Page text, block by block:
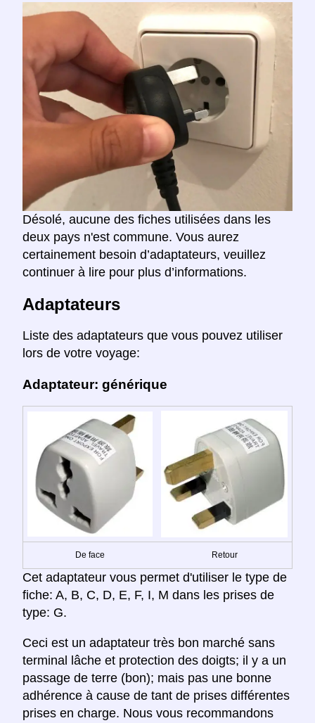
Désolé, aucune des fiches utilisées dans les
deux pays n'est commune. Vous aurez
certainement besoin d’adaptateurs, veuillez
continuer à lire pour plus d’informations.
Adaptateurs
Liste des adaptateurs que vous pouvez utiliser
lors de votre voyage:
Adaptateur: générique
De face Retour
Cet adaptateur vous permet d'utiliser le type de
fiche: A, B, C, D, E, F, I, M dans les prises de
type: G.
Ceci est un adaptateur très bon marché sans
terminal lâche et protection des doigts; il y a un
passage de terre (bon); mais pas une bonne
adhérence à cause de tant de prises différentes
prises en charge. Nous vous recommandons